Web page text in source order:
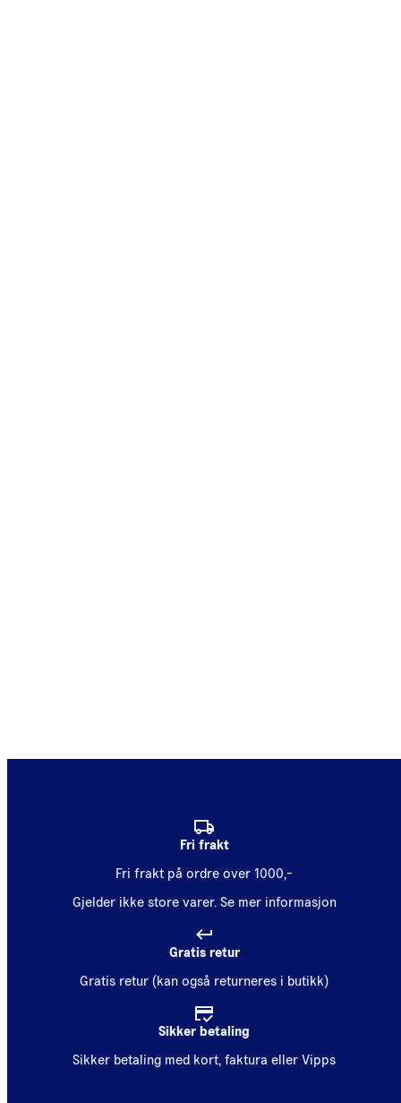
Fri frakt
Fri frakt på ordre over 1000,-
Gjelder ikke store varer. Se mer informasjon
Gratis retur
Gratis retur (kan også returneres i butikk)
Sikker betaling
Sikker betaling med kort, faktura eller Vipps